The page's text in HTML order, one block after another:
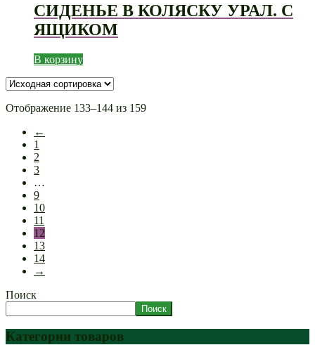
СИДЕНЬЕ В КОЛЯСКУ УРАЛ. С
ЯЩИКОМ
В корзину
Отображение 133–144 из 159
←
1
2
3
…
9
10
11
12
13
14
→
Поиск
Поиск
Категории товаров